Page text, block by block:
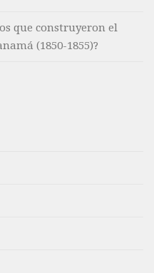
que construyeron el
(1850-1855)?